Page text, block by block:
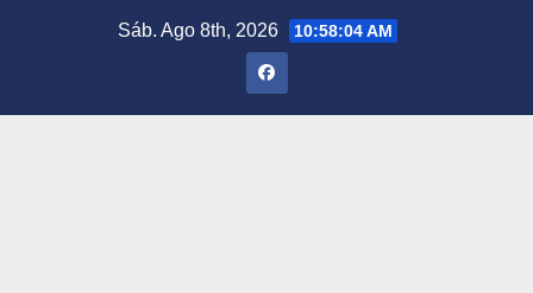
Sáb. Ago 8th, 2026 10:58:05 AM